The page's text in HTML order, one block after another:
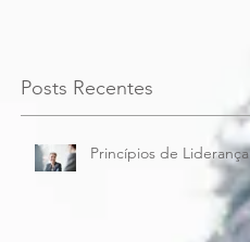
Posts Recentes
Princípios de Liderança